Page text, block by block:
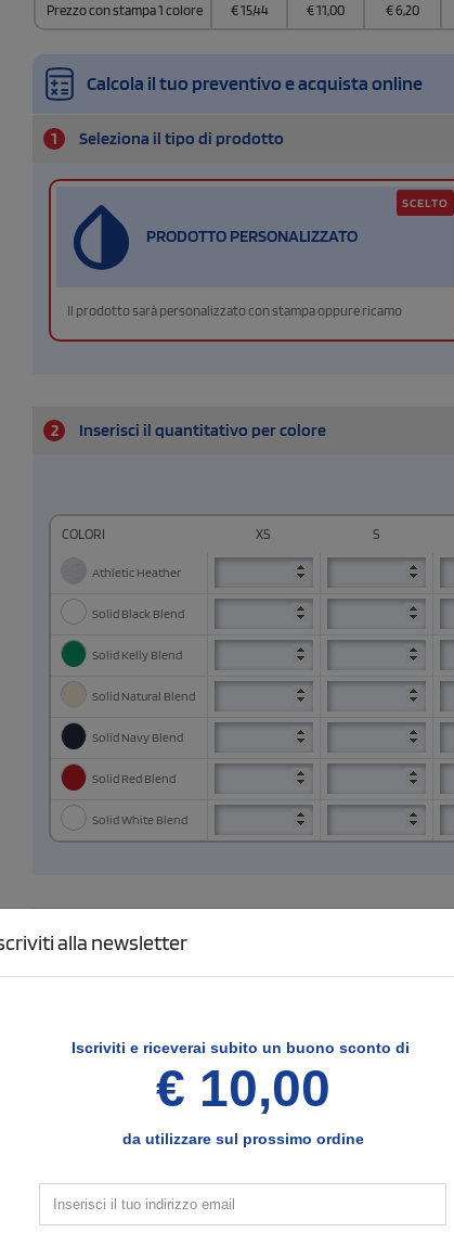
Prezzo con stampa 1 colore €15,44 €11,00 €6,20
Calcola il tuo preventivo e acquista online
1 Seleziona il tipo di prodotto
PRODOTTO PERSONALIZZATO
Il prodotto sarà personalizzato con stampa oppure ricamo
SCELTO
2 Inserisci il quantitativo per colore
COLORI XS S
Athletic Heather
Solid Black Blend
Solid Kelly Blend
Solid Natural Blend
Solid Navy Blend
Solid Red Blend
Solid White Blend
Nessun colore
2 colori
3 colori
5 Colori
Dimensione di stampa
alla newsletter
Iscriviti e riceverai subito un buono sconto di
€ 10,00
da utilizzare sul prossimo ordine